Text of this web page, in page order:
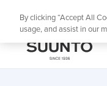
SUUNTO
By clicking “Accept All
usage, and assist in our